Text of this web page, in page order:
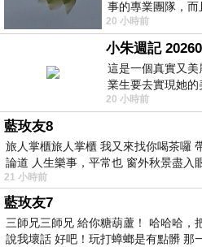
事的專業團隊，
是只會到處甩鍋的
20 小時前
這是一個真實又
業生要去實現她
情況下，靠著自我
20 小時前
藍玫友8
旅人掌櫃旅人掌櫃 我又來找你喝茶囉
論道 人生樂事，平常也 窗外秋景盡入
21 小時前
藍玫友7
三師兄三師兄 給你糖葫蘆！ 哈哈哈，
說我壞話 好吧！玩打蟑螂是有點髒 那